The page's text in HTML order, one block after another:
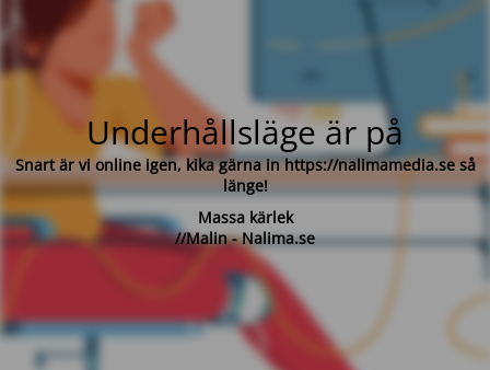
Underhållsläge är på
Snart är vi online igen, kika gärna in https://nalimamedia.se så
länge!
Massa kärlek
//Malin - Nalima.se